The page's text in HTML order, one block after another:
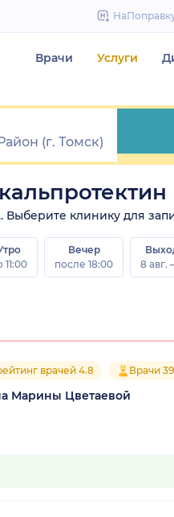
Врачи Услуги
Выберите клинику для
11:00
Вечер
после 18:00
8 авг.
врачей 4.8 Врачи
Марины Цветаевой